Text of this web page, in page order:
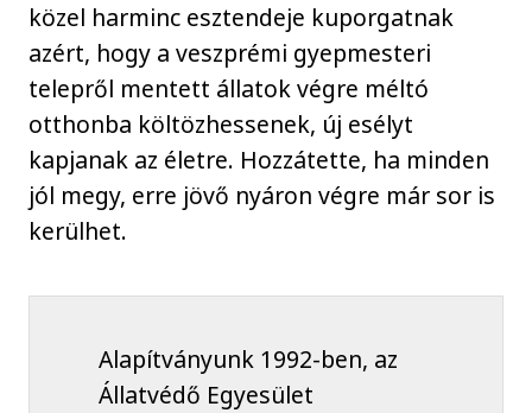
közel harminc esztendeje kuporgatnak
azért, hogy a veszprémi gyepmesteri
telepről mentett állatok végre méltó
otthonba költözhessenek, új esélyt
kapjanak az életre. Hozzátette, ha minden
jól megy, erre jövő nyáron végre már sor is
kerülhet.
Alapítványunk 1992-ben, az
Állatvédő Egyesület